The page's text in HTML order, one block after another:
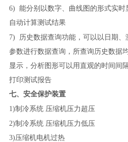
6) 能分别以数字、曲线图的形式实
自动计算测试结果
7)
历史数据查询功能，可以以日期
参数进行数据查询，所查询历史数据
显示，分析图形可以用直观的时间间
打印测试报告
七、安全保护装置
1)制冷系统 压缩机压力超压
2)制冷系统 压缩机压力低压
3)压缩机电机过热